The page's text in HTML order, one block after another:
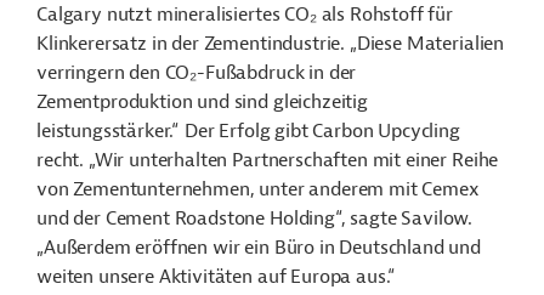
Calgary nutzt mineralisiertes CO₂als Rohstoff für
Klinkerersatz in der Zementindustrie. „Diese Materialien
verringern den CO₂-Fußabdruck in der
Zementproduktion und sind gleichzeitig
leistungsstärker.“ Der Erfolg gibt Carbon Upcycling
recht. „Wir unterhalten Partnerschaften mit einer Reihe
von Zementunternehmen, unter anderem mit Cemex
und der Cement Roadstone Holding“, sagte Savilow.
„Außerdem eröffnen wir ein Büro in Deutschland und
weiten unsere Aktivitäten auf Europa aus.“